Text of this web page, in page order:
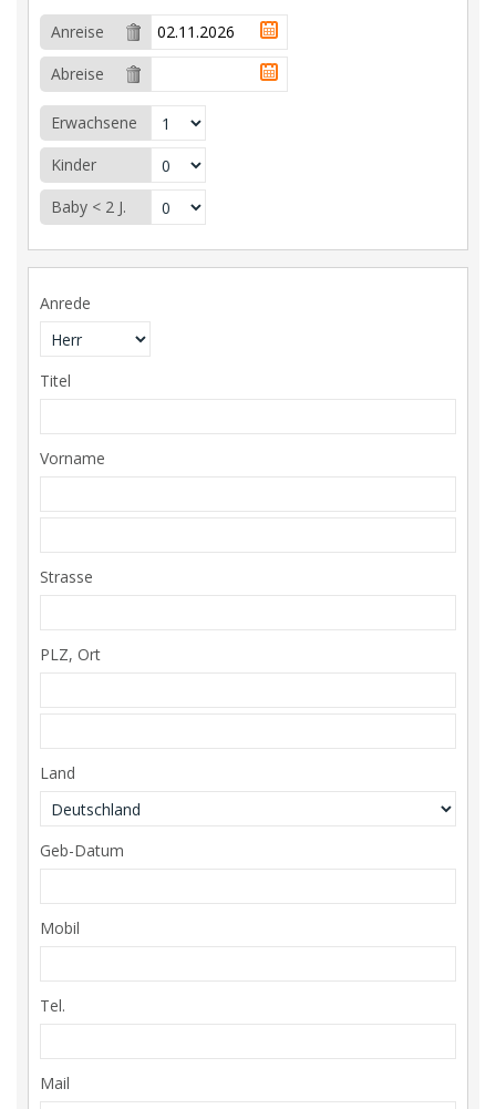
Anreise
Abreise
Erwachsene
Kinder
Baby < 2 J.
Anrede
Titel
Vorname
Strasse
PLZ, Ort
Land
Geb-Datum
Mobil
Tel.
Mail